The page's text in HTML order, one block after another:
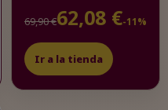
69,90 €62,08 €-11%
Ir a la tienda